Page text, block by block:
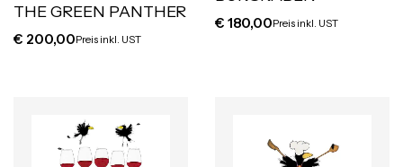
THE GREEN PANTHER
€ 200,00Preis inkl. UST
€ 180,00Preis inkl. UST